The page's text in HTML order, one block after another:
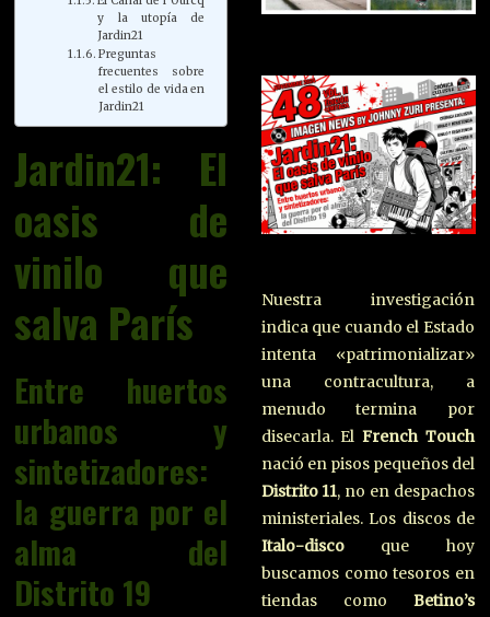
y la utopía de
Jardin21
Preguntas
frecuentes sobre
el estilo de vida en
Jardin21
Jardin21: El
oasis de
vinilo que
salva París
Entre huertos
urbanos y
sintetizadores:
la guerra por el
alma del
Distrito 19
Nuestra investigación
indica que cuando el Estado
intenta «patrimonializar»
una contracultura, a
menudo termina por
disecarla. El French Touch
nació en pisos pequeños del
Distrito 11, no en despachos
ministeriales. Los discos de
Italo-discoque hoy
buscamos como tesoros en
tiendas como Betino’s